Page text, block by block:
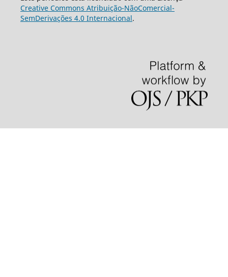
Creative Commons Atribuição-NãoComercial-
SemDerivações 4.0 Internacional.